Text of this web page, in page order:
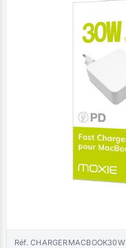
Réf. CHARGERMACBOOK30W